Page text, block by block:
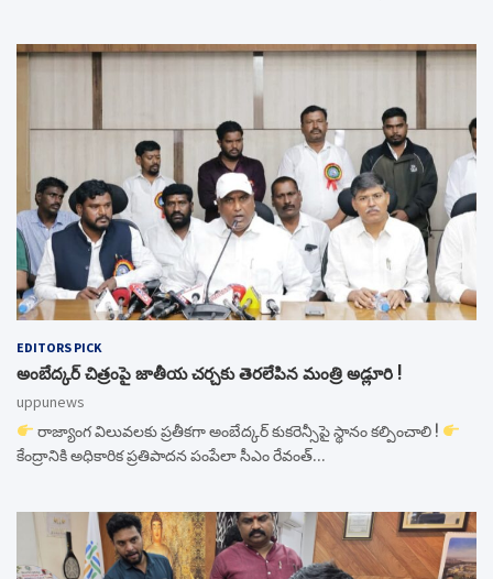
EDITORS PICK
అంబేద్కర్ చిత్రంపై జాతీయ చర్చకు తెరలేపిన మంత్రి అడ్లూరి !
uppunews
రాజ్యాంగ విలువలకు ప్రతీకగా అంబేద్కర్ కుకరెన్సీపై స్థానం కల్పించాలి !
కేంద్రానికి అధికారిక ప్రతిపాదన పంపేలా సీఎం రేవంత్…